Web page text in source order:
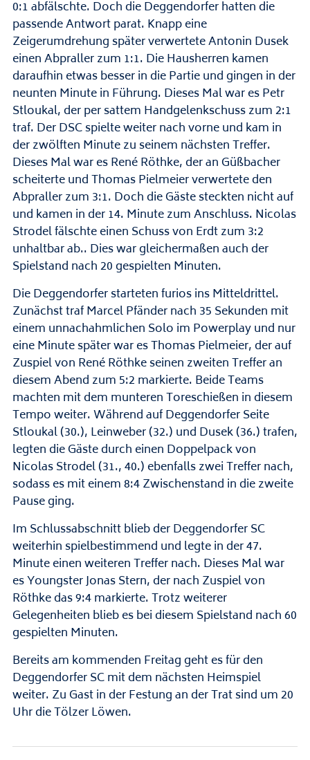
0:1 abfälschte. Doch die Deggendorfer hatten die
passende Antwort parat. Knapp eine
Zeigerumdrehung später verwertete Antonin Dusek
einen Abpraller zum 1:1. Die Hausherren kamen
daraufhin etwas besser in die Partie und gingen in der
neunten Minute in Führung. Dieses Mal war es Petr
Stloukal, der per sattem Handgelenkschuss zum 2:1
traf. Der DSC spielte weiter nach vorne und kam in
der zwölften Minute zu seinem nächsten Treffer.
Dieses Mal war es René Röthke, der an Güßbacher
scheiterte und Thomas Pielmeier verwertete den
Abpraller zum 3:1. Doch die Gäste steckten nicht auf
und kamen in der 14. Minute zum Anschluss. Nicolas
Strodel fälschte einen Schuss von Erdt zum 3:2
unhaltbar ab.. Dies war gleichermaßen auch der
Spielstand nach 20 gespielten Minuten.
Die Deggendorfer starteten furios ins Mitteldrittel.
Zunächst traf Marcel Pfänder nach 35 Sekunden mit
einem unnachahmlichen Solo im Powerplay und nur
eine Minute später war es Thomas Pielmeier, der auf
Zuspiel von René Röthke seinen zweiten Treffer an
diesem Abend zum 5:2 markierte. Beide Teams
machten mit dem munteren Toreschießen in diesem
Tempo weiter. Während auf Deggendorfer Seite
Stloukal (30.), Leinweber (32.) und Dusek (36.) trafen,
legten die Gäste durch einen Doppelpack von
Nicolas Strodel (31., 40.) ebenfalls zwei Treffer nach,
sodass es mit einem 8:4 Zwischenstand in die zweite
Pause ging.
Im Schlussabschnitt blieb der Deggendorfer SC
weiterhin spielbestimmend und legte in der 47.
Minute einen weiteren Treffer nach. Dieses Mal war
es Youngster Jonas Stern, der nach Zuspiel von
Röthke das 9:4 markierte. Trotz weiterer
Gelegenheiten blieb es bei diesem Spielstand nach 60
gespielten Minuten.
Bereits am kommenden Freitag geht es für den
Deggendorfer SC mit dem nächsten Heimspiel
weiter. Zu Gast in der Festung an der Trat sind um 20
Uhr die Tölzer Löwen.